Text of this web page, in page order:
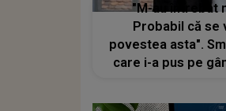
"M-au întrebat
Probabil că se
povestea asta".
care i-a pus pe